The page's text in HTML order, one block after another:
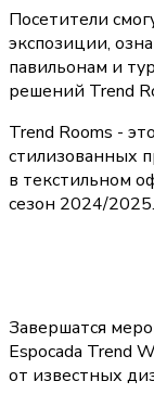
Посетители
экспозиции,
павильонам и
решений Trend
Trend Rooms -
стилизованных
в текстильном
сезон 2024/2025.
Завершатся
Espocada Trend
от известных